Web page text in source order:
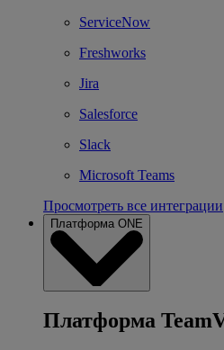
ServiceNow
Freshworks
Jira
Salesforce
Slack
Microsoft Teams
Просмотреть все интеграции
Платформа ONE
Платформа